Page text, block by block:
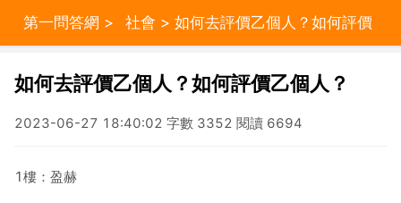
第一問答網 > 社會 > 如何去評價乙個人？如何評價
如何去評價乙個人？如何評價乙個人？
2023-06-27 18:40:02 字數 3352 閱讀 6694
1樓：盈赫